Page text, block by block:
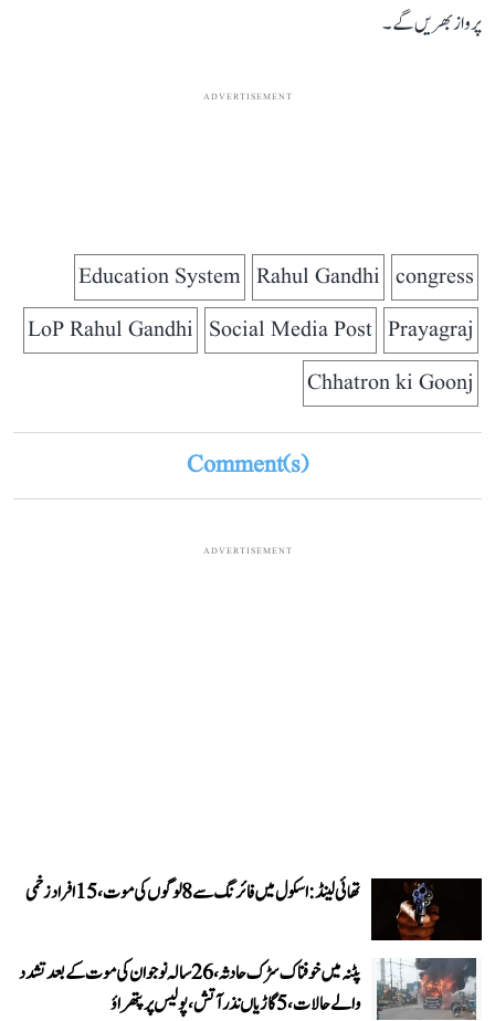
پرواز بھریں گے۔
ADVERTISEMENT
congress
Rahul Gandhi
Education System
Prayagraj
Social Media Post
LoP Rahul Gandhi
Chhatron ki Goonj
Comment(s)
ADVERTISEMENT
تھائی لینڈ: اسکول میں فائرنگ سے 8 لوگوں کی موت، 15 افراد زخمی
پٹنہ میں خوفناک سڑک حادثہ، 26 سالہ نوجوان کی موت کے بعد تشدد
والے حالات، 5 گاڑیاں نذر آتش، پولیس پر پتھراؤ